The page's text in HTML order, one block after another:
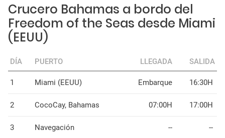
Crucero Bahamas a bordo del
Freedom of the Seas desde Miami
(EEUU)
DÍA PUERTO LLEGADA SALIDA
1 Miami (EEUU) Embarque 16:30H
2 CocoCay, Bahamas 07:00H 17:00H
3 Navegación -- --